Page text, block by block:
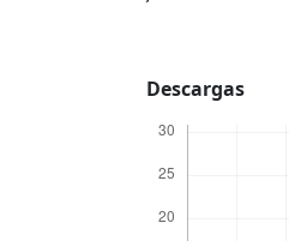
Descargas